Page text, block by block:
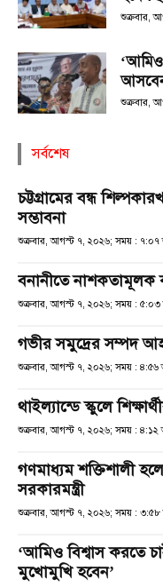
শুক্রবার,
‘আমিও
শুক্রবার,
সর্বশেষ
চট্টগ্রামের বন্ধ
সম্ভাবনা
শুক্রবার, আগস্ট ৭, ২০২৬; সময় : ৭:০৭
বনানীতে নাশকতামূলক
শুক্রবার, আগস্ট ৭, ২০২৬; সময় : ৫:০৩
গভীর সমুদ্রের সম্পদ
শুক্রবার, আগস্ট ৭, ২০২৬; সময় : ৪:৫৬
থাইল্যান্ডে স্কুলে
শুক্রবার, আগস্ট ৭, ২০২৬; সময় : ৪:১২
গণমাধ্যম শক্তিশালী
সরকারমন্ত্রী
শুক্রবার, আগস্ট ৭, ২০২৬; সময় : ৩:৫৮
‘আমিও বিশ্বাস করতে
মুখোমুখি হবেন’